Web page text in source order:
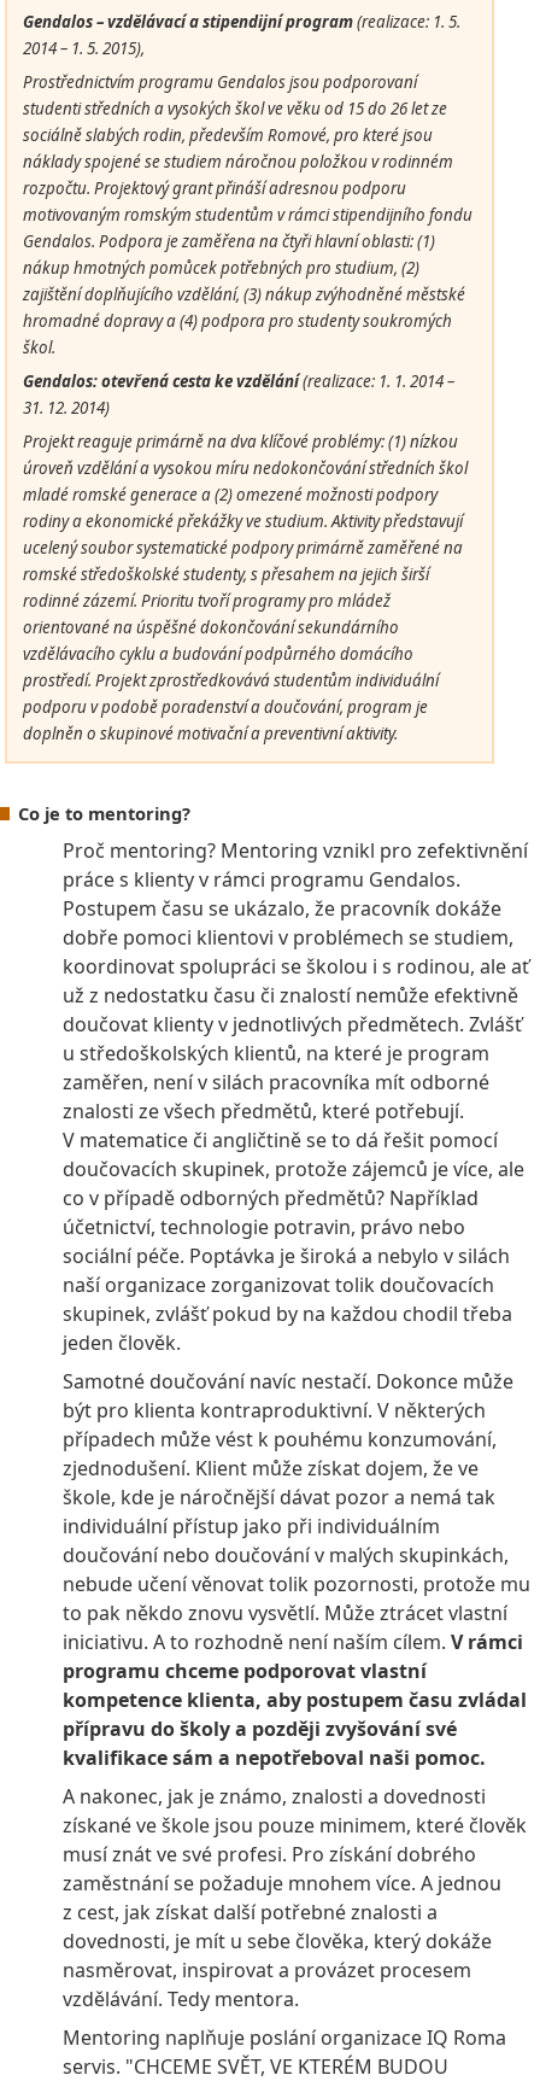
Gendalos – vzdělávací a stipendijní program(realizace: 1. 5.
2014 – 1. 5. 2015),
Prostřednictvím programu Gendalos jsou podporovaní
studenti středních a vysokých škol ve věku od 15 do 26 let ze
sociálně slabých rodin, především Romové, pro které jsou
náklady spojené se studiem náročnou položkou v rodinném
rozpočtu. Projektový grant přináší adresnou podporu
motivovaným romským studentům v rámci stipendijního fondu
Gendalos. Podpora je zaměřena na čtyři hlavní oblasti: (1)
nákup hmotných pomůcek potřebných pro studium, (2)
zajištění doplňujícího vzdělání, (3) nákup zvýhodněné městské
hromadné dopravy a (4) podpora pro studenty soukromých
škol.
Gendalos: otevřená cesta ke vzdělání(realizace: 1. 1. 2014 –
31. 12. 2014)
Projekt reaguje primárně na dva klíčové problémy: (1) nízkou
úroveň vzdělání a vysokou míru nedokončování středních škol
mladé romské generace a (2) omezené možnosti podpory
rodiny a ekonomické překážky ve studium. Aktivity představují
ucelený soubor systematické podpory primárně zaměřené na
romské středoškolské studenty, s přesahem na jejich širší
rodinné zázemí. Prioritu tvoří programy pro mládež
orientované na úspěšné dokončování sekundárního
vzdělávacího cyklu a budování podpůrného domácího
prostředí. Projekt zprostředkovává studentům individuální
podporu v podobě poradenství a doučování, program je
doplněn o skupinové motivační a preventivní aktivity.
Co je to mentoring?
Proč mentoring? Mentoring vznikl pro zefektivnění
práce s klienty v rámci programu Gendalos.
Postupem času se ukázalo, že pracovník dokáže
dobře pomoci klientovi v problémech se studiem,
koordinovat spolupráci se školou i s rodinou, ale ať
už z nedostatku času či znalostí nemůže efektivně
doučovat klienty v jednotlivých předmětech. Zvlášť
u středoškolských klientů, na které je program
zaměřen, není v silách pracovníka mít odborné
znalosti ze všech předmětů, které potřebují.
V matematice či angličtině se to dá řešit pomocí
doučovacích skupinek, protože zájemců je více, ale
co v případě odborných předmětů? Například
účetnictví, technologie potravin, právo nebo
sociální péče. Poptávka je široká a nebylo v silách
naší organizace zorganizovat tolik doučovacích
skupinek, zvlášť pokud by na každou chodil třeba
jeden člověk.
Samotné doučování navíc nestačí. Dokonce může
být pro klienta kontraproduktivní. V některých
případech může vést k pouhému konzumování,
zjednodušení. Klient může získat dojem, že ve
škole, kde je náročnější dávat pozor a nemá tak
individuální přístup jako při individuálním
doučování nebo doučování v malých skupinkách,
nebude učení věnovat tolik pozornosti, protože mu
to pak někdo znovu vysvětlí. Může ztrácet vlastní
iniciativu. A to rozhodně není naším cílem. V rámci
programu chceme podporovat vlastní
kompetence klienta, aby postupem času zvládal
přípravu do školy a později zvyšování své
kvalifikace sám a nepotřeboval naši pomoc.
A nakonec, jak je známo, znalosti a dovednosti
získané ve škole jsou pouze minimem, které člověk
musí znát ve své profesi. Pro získání dobrého
zaměstnání se požaduje mnohem více. A jednou
z cest, jak získat další potřebné znalosti a
dovednosti, je mít u sebe člověka, který dokáže
nasměrovat, inspirovat a provázet procesem
vzdělávání. Tedy mentora.
Mentoring naplňuje poslání organizace IQ Roma
servis. "CHCEME SVĚT, VE KTERÉM BUDOU